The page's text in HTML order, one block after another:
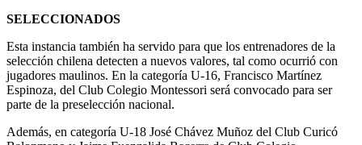
SELECCIONADOS
Esta instancia también ha servido para que los entrenadores de la
selección chilena detecten a nuevos valores, tal como ocurrió con
jugadores maulinos. En la categoría U-16, Francisco Martínez
Espinoza, del Club Colegio Montessori será convocado para ser
parte de la preselección nacional.
Además, en categoría U-18 José Chávez Muñoz del Club Curicó